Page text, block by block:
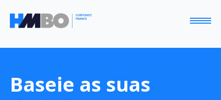
Baseie as suas